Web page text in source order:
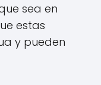
sea en
estas
y pueden